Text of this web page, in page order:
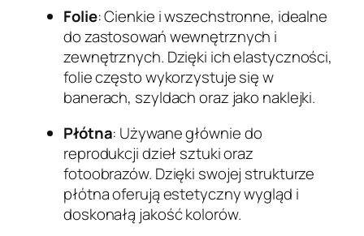
Folie: Cienkie i wszechstronne, idealne
do zastosowań wewnętrznych i
zewnętrznych. Dzięki ich elastyczności,
folie często wykorzystuje się w
banerach, szyldach oraz jako naklejki.
Płótna: Używane głównie do
reprodukcji dzieł sztuki oraz
fotoobrazów. Dzięki swojej strukturze
płótna oferują estetyczny wygląd i
doskonałą jakość kolorów.